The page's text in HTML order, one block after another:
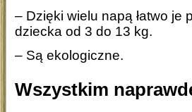
– Dzięki wielu napą łatwo je
dziecka od 3 do 13 kg.
– Są ekologiczne.
Wszystkim